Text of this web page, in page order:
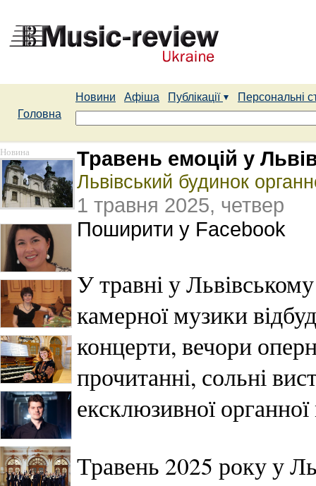
Новини Афіша Публікації
Персональні
Головна
Новина Травень емоцій у
Львівський будинок
1 травня 2025, четвер
Поширити у Facebook
У травні у
камерної музики
концерти, вечори
прочитанні, сольні
ексклюзивної
Травень 2025 року у